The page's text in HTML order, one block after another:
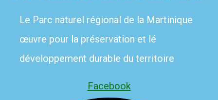
Le Parc naturel régional de la Martinique
œuvre pour la préservation et lé
développement durable du territoire
Facebook